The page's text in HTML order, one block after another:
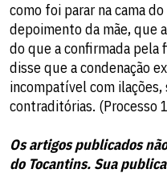
como foi parar na cama
depoimento da mãe, que
do que a confirmada pela
disse que a condenação
incompatível com
contraditórias.
Os artigos publicados
do Tocantins. Sua